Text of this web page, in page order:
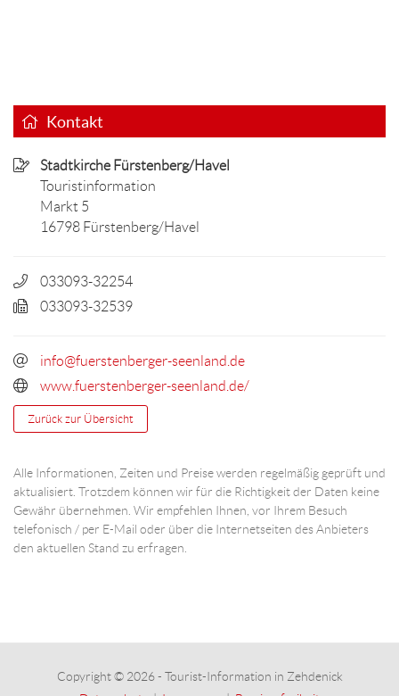
Kontakt
Stadtkirche Fürstenberg/Havel
Touristinformation
Markt 5
16798 Fürstenberg/Havel
033093-32254
033093-32539
info@fuerstenberger-seenland.de
www.fuerstenberger-seenland.de/
Zurück zur Übersicht
Alle Informationen, Zeiten und Preise werden regelmäßig geprüft und
aktualisiert. Trotzdem können wir für die Richtigkeit der Daten keine
Gewähr übernehmen. Wir empfehlen Ihnen, vor Ihrem Besuch
telefonisch / per E-Mail oder über die Internetseiten des Anbieters
den aktuellen Stand zu erfragen.
Copyright © 2026 - Tourist-Information in Zehdenick